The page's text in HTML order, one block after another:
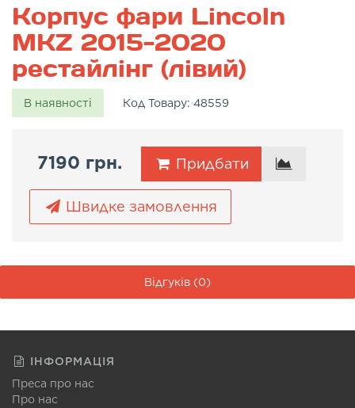
Корпус фари Lincoln
MKZ 2015-2020
рестайлінг (лівий)
В наявності Код Товару: 48559
7190 грн. Придбати
Швидке замовлення
Відгуків (0)
ІНФОРМАЦІЯ
Преса про нас
Про нас